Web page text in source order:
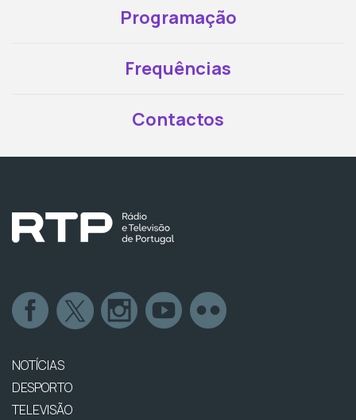
Programação
Frequências
Contactos
NOTÍCIAS
DESPORTO
TELEVISÃO